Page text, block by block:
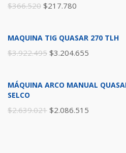
$366.520 $217.780
MAQUINA TIG QUASAR 270 TLH
$3.922.495 $3.204.655
MÁQUINA ARCO MANUAL
SELCO
$2.639.021 $2.086.515